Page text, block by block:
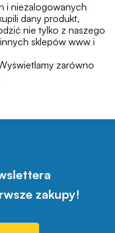
i niezalogowanych
dany produkt,
nie tylko z naszego
sklepów www i
zarówno
zakupy!